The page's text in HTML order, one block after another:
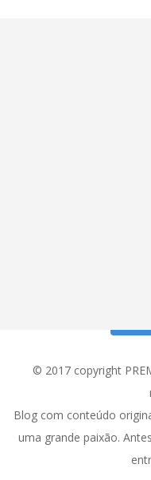
© 2017 copyright
Blog com conteúdo
uma grande paixão.